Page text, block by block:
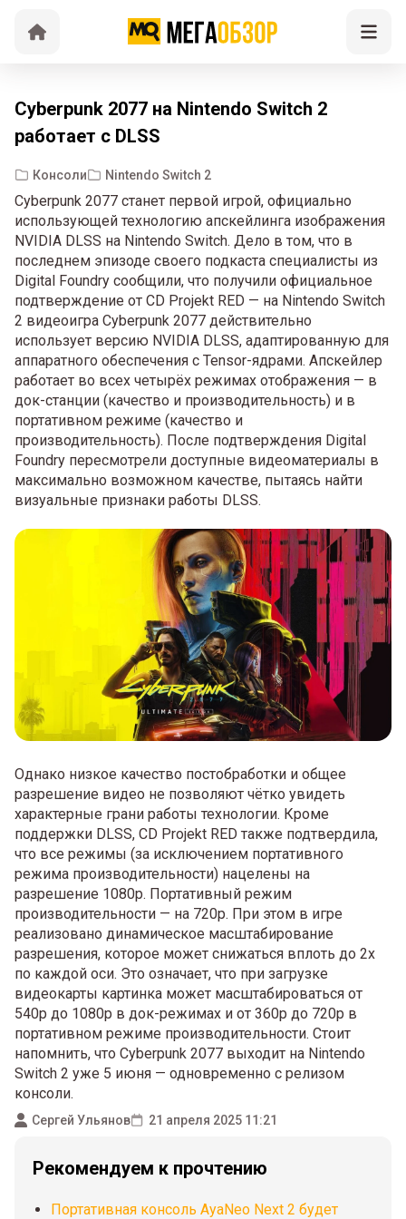
Cyberpunk 2077 на Nintendo Switch 2
работает с DLSS
Консоли Nintendo Switch 2
Cyberpunk 2077 станет первой игрой, официально
использующей технологию апскейлинга изображения
NVIDIA DLSS на Nintendo Switch. Дело в том, что в
последнем эпизоде своего подкаста специалисты из
Digital Foundry сообщили, что получили официальное
подтверждение от CD Projekt RED — на Nintendo Switch
2 видеоигра Cyberpunk 2077 действительно
использует версию NVIDIA DLSS, адаптированную для
аппаратного обеспечения с Tensor-ядрами. Апскейлер
работает во всех четырёх режимах отображения — в
док-станции (качество и производительность) и в
портативном режиме (качество и
производительность). После подтверждения Digital
Foundry пересмотрели доступные видеоматериалы в
максимально возможном качестве, пытаясь найти
визуальные признаки работы DLSS.
Однако низкое качество постобработки и общее
разрешение видео не позволяют чётко увидеть
характерные грани работы технологии. Кроме
поддержки DLSS, CD Projekt RED также подтвердила,
что все режимы (за исключением портативного
режима производительности) нацелены на
разрешение 1080p. Портативный режим
производительности — на 720p. При этом в игре
реализовано динамическое масштабирование
разрешения, которое может снижаться вплоть до 2x
по каждой оси. Это означает, что при загрузке
видеокарты картинка может масштабироваться от
540p до 1080p в док-режимах и от 360p до 720p в
портативном режиме производительности. Стоит
напомнить, что Cyberpunk 2077 выходит на Nintendo
Switch 2 уже 5 июня — одновременно с релизом
консоли.
Сергей Ульянов 21 апреля 2025 11:21
Рекомендуем к прочтению
Портативная консоль AyaNeo Next 2 будет